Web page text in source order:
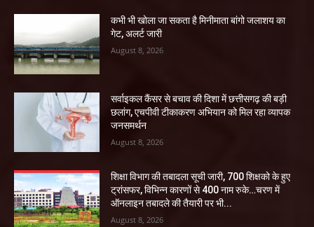
कभी भी खोला जा सकता है मिनीमाता बांगो जलाशय का
गेट, अलर्ट जारी
August 8, 2026
सर्वाइकल कैंसर से बचाव की दिशा में छत्तीसगढ़ की बड़ी
छलांग, एचपीवी टीकाकरण अभियान को मिल रहा व्यापक
जनसमर्थन
August 8, 2026
शिक्षा विभाग की तबादला सूची जारी, 700 शिक्षको के हुए
ट्रांसफर, विभिन्न कारणों से 400 नाम रुके…चरण में
ऑनलाइन तबादले की तैयारी पर भी...
August 8, 2026